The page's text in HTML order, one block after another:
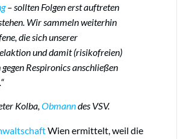
– sollten Folgen erst auftreten
Wir sammeln weiterhin
die sich unserer
und damit (risikofreien)
gegen Respironics anschließen
Kolba,Obmanndes VSV.
Wien ermittelt, weil die